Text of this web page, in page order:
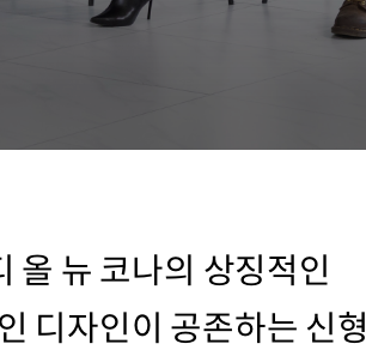
올 뉴 코나의 상징적인
디자인이 공존하는 신형